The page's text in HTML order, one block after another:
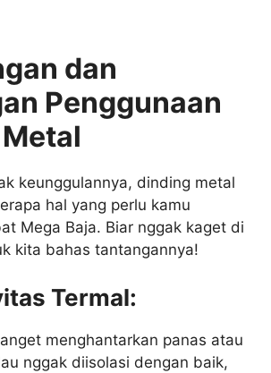
dan
Penggunaan
keunggulannya, dinding metal
hal yang perlu kamu
Mega Baja. Biar nggak kaget di
kita bahas tantangannya!
Termal:
menghantarkan panas atau
nggak diisolasi dengan baik,